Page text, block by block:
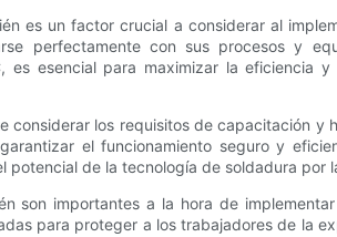
es un factor crucial a considerar al
perfectamente con sus procesos y
es esencial para maximizar la
considerar los requisitos de capacitación
el funcionamiento seguro y
de la tecnología de soldadura
son importantes a la hora de
para proteger a los trabajadores de la